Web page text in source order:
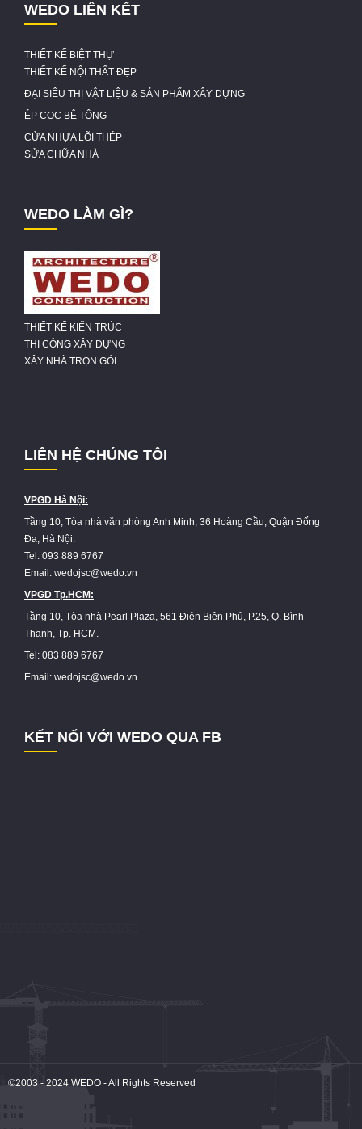
WEDO LIÊN KẾT
THIẾT KẾ BIỆT THỰ
THIẾT KẾ NỘI THẤT ĐẸP
ĐẠI SIÊU THỊ VẬT LIỆU & SẢN PHẨM XÂY DỰNG
ÉP CỌC BÊ TÔNG
CỬA NHỰA LÕI THÉP
SỬA CHỮA NHÀ
WEDO LÀM GÌ?
THIẾT KẾ KIẾN TRÚC
THI CÔNG XÂY DỰNG
XÂY NHÀ TRỌN GÓI
LIÊN HỆ CHÚNG TÔI
VPGD Hà Nội:
Tầng 10, Tòa nhà văn phòng Anh Minh, 36 Hoàng Cầu, Quận Đống
Đa, Hà Nội.
Tel: 093 889 6767
Email: wedojsc@wedo.vn
VPGD Tp.HCM:
Tầng 10, Tòa nhà Pearl Plaza, 561 Điện Biên Phủ, P.25, Q. Bình
Thạnh, Tp. HCM.
Tel: 083 889 6767
Email: wedojsc@wedo.vn
KẾT NỐI VỚI WEDO QUA FB
©2003 - 2024 WEDO - All Rights Reserved